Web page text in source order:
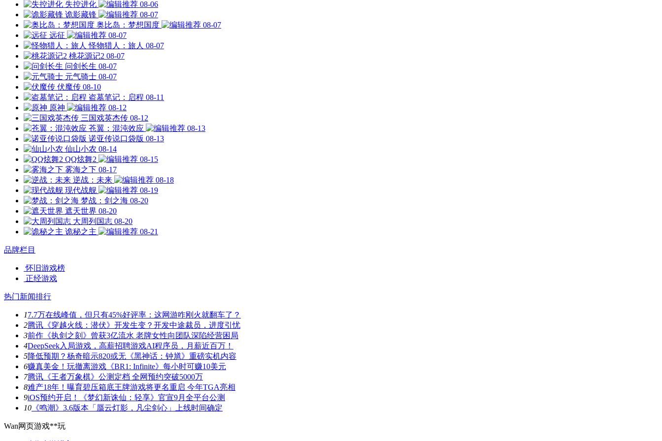
失控进化
08-06
诡影藏锋
08-07
奥比岛：梦想国度
08-07
远征
08-07
怪物猎人：旅人 08-07
桃花源记2 08-07
问剑长生 08-07
元气骑士 08-07
伏魔传 08-10
盗墓笔记：启程 08-11
原神
08-12
三国戏英杰传 08-12
苍翼：混沌效应
08-13
诺亚传说口袋版 08-13
仙山小农 08-14
QQ炫舞2
08-15
雾海之下 08-17
逆战：未来
08-18
现代战舰
08-19
梦战：剑之海 08-20
遮天世界 08-20
大周列国志 08-20
诡秘之主
08-21
品牌栏目
怀旧游戏榜
正经游戏
热门新闻排行
17.7万在线峰值，但只有45%好评率：这网游咋刚火就翻车了？
2腾讯《穿越火线：潜伏》开发生变？开发中途裁员，进度引忧
3前作《执剑之刻》曾获3亿流水 老牌女性向团队深陷经营困局
4DeepSeek入局游戏，高薪招聘游戏AI程序员，月薪近百万！
5降低预期？杨奇暗示820或无《黑神话：钟馗》重磅实机内容
6赚真美金！玩撤离游戏《BR1: Infinite》每小时可赚10美元
7腾讯《王者万象棋》公测定档 全网预约突破5000万
8难产18年！曝育碧压箱底王牌游戏将更名重启 今年TGA亮相
9iOS预约开启！《梦幻新诛仙：轻享》官宣9月全平台公测
10 《鸣潮》3.6版本「蜃云灯影，凡尘剑心」上线时间确定
Wan网页游戏**玩